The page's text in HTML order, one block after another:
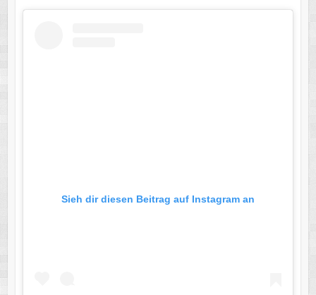
Sieh dir diesen Beitrag auf Instagram an